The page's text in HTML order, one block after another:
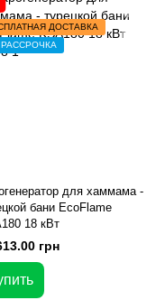
ДОСТАВКА
РАССРОЧКА
для хаммама -
бани EcoFlame
18 кВт
грн